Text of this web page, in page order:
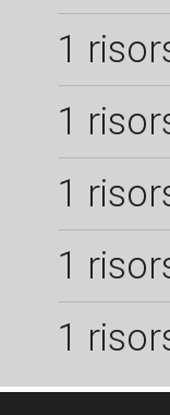
1
1
1
1
1